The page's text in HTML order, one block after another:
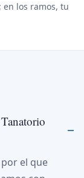
en los ramos, tu
el que